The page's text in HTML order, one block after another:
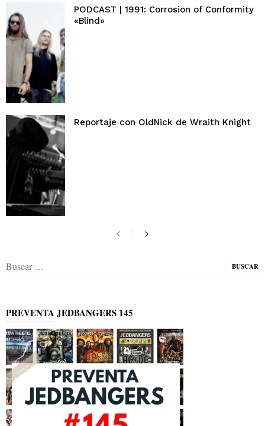
PODCAST | 1991: Corrosion of Conformity
«Blind»
Reportaje con OldNick de Wraith Knight
Buscar:
PREVENTA JEDBANGERS 145